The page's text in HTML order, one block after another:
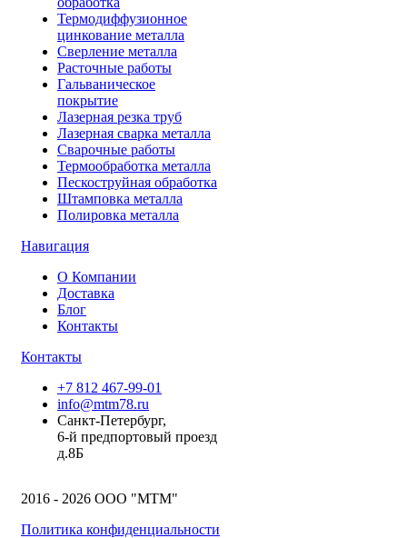
Термодиффузионное
цинкование металла
Сверление металла
Расточные работы
Гальваническое
покрытие
Лазерная резка труб
Лазерная сварка металла
Сварочные работы
Термообработка металла
Пескоструйная обработка
Штамповка металла
Полировка металла
Навигация
О Компании
Доставка
Блог
Контакты
Контакты
+7 812 467-99-01
info@mtm78.ru
Санкт-Петербург,
6-й предпортовый проезд
д.8Б
2016 - 2026 ООО "МТМ"
Политика конфиденциальности